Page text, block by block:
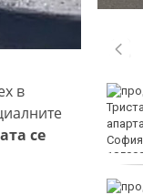
в
се
редица
за
ден на
Варна